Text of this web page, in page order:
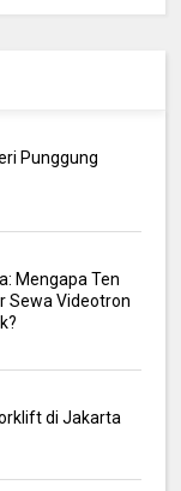
Punggung
Mengapa Ten
Sewa Videotron
di Jakarta